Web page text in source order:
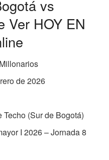
vs
Ver HOY EN
de 2026
Techo (Sur de Bogotá)
I 2026 – Jornada 8